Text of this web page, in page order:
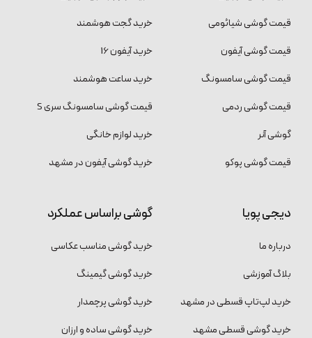
قیمت گوشی شیائومی
قیمت گوشی آیفون
قیمت گوشی سامسونگ
قیمت گوشی ردمی
گوشی آنر
قیمت گوشی پوکو
خرید گجت هوشمند
خرید آیفون 16
خرید ساعت هوشمند
قیمت گوشی سامسونگ سری S
خرید لوازم خانگی
خرید گوشی آیفون در مشهد
دیجی پویا
درباره ما
بلاگ آموزشی
خرید لپ‌تاپ قسطی در مشهد
خرید گوشی قسطی مشهد
گوشی براساس عملکرد
خرید گوشی مناسب عکاسی
خرید گوشی گیمینگ
خرید گوشی پرچمدار
خرید گوشی ساده و ارزان